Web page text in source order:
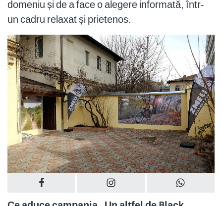
domeniu și de a face o alegere informată, într-
un cadru relaxat și prietenos.